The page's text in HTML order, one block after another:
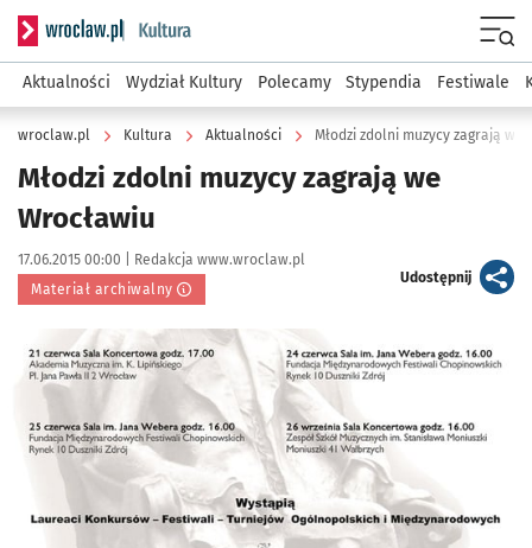
Serwis informacyjny wroclaw.pl podserwis: Kultura
Aktualności Wydział Kultury Polecamy Stypendia Festiwale
wroclaw.pl Kultura Aktualności Młodzi zdolni muzycy zagrają we
Młodzi zdolni muzycy zagrają we
Wrocławiu
Data publikacji:
17.06.2015 00:00 | Autor:
Redakcja www.wroclaw.pl
Materiał archiwalny
Udostępnijartykuł
Kliknij, aby powiększyć